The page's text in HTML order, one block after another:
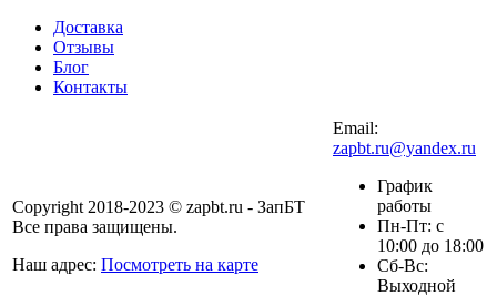
Доставка
Отзывы
Блог
Контакты
Copyright 2018-2023 © zapbt.ru - ЗапБТ
Все права защищены.
Наш адрес: Посмотреть на карте
Email:
zapbt.ru@yandex.ru
График
работы
Пн-Пт: с
10:00 до 18:00
Сб-Вс:
Выходной